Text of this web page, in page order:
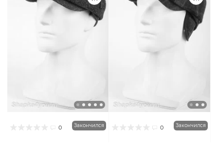
0 Закончился 0 Закончился